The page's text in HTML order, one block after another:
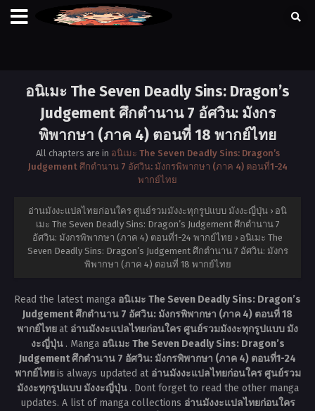
อนิเมะ The Seven Deadly Sins: Dragon’s
Judgement ศึกตำนาน 7 อัศวิน: มังกร
พิพากษา (ภาค 4) ตอนที่ 18 พากย์ไทย
All chapters are in อนิเมะ The Seven Deadly Sins: Dragon’s
Judgement ศึกตำนาน 7 อัศวิน: มังกรพิพากษา (ภาค 4) ตอนที่1-24
พากย์ไทย
อ่านมังงะแปลไทยก่อนใคร ศูนย์รวมมังงะทุกรูปแบบ มังงะญี่ปุ่น › อนิ
เมะ The Seven Deadly Sins: Dragon’s Judgement ศึกตำนาน 7
อัศวิน: มังกรพิพากษา (ภาค 4) ตอนที่1-24 พากย์ไทย › อนิเมะ The
Seven Deadly Sins: Dragon’s Judgement ศึกตำนาน 7 อัศวิน: มังกร
พิพากษา (ภาค 4) ตอนที่ 18 พากย์ไทย
Read the latest manga อนิเมะ The Seven Deadly Sins: Dragon’s
Judgement ศึกตำนาน 7 อัศวิน: มังกรพิพากษา (ภาค 4) ตอนที่ 18
พากย์ไทยat อ่านมังงะแปลไทยก่อนใคร ศูนย์รวมมังงะทุกรูปแบบ มัง
งะญี่ปุ่น . Manga อนิเมะ The Seven Deadly Sins: Dragon’s
Judgement ศึกตำนาน 7 อัศวิน: มังกรพิพากษา (ภาค 4) ตอนที่1-24
พากย์ไทยis always updated at อ่านมังงะแปลไทยก่อนใคร ศูนย์รวม
มังงะทุกรูปแบบ มังงะญี่ปุ่น . Dont forget to read the other manga
updates. A list of manga collections อ่านมังงะแปลไทยก่อนใคร